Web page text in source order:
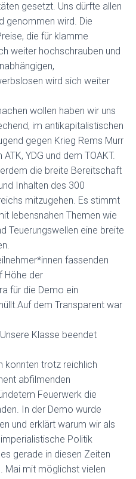
gesetzt. Uns dürfte allen
genommen wird. Die
die für klamme
weiter hochschrauben und
wird sich weiter
wollen haben wir uns
im antikapitalistischen
gegen Krieg Rems Murr
YDG und dem TOAKT.
die breite Bereitschaft
Inhalten des 300
mitzugehen. Es stimmt
lebensnahen Themen wie
Teuerungswellen eine breite
fassenden
Höhe der
für die Demo ein
dem Transparent war
Klasse beendet
konnten trotz reichlich
abfilmenden
Feuerwerk die
In der Demo wurde
und erklärt warum wir als
Politik
gerade in diesen Zeiten
Mai mit möglichst vielen